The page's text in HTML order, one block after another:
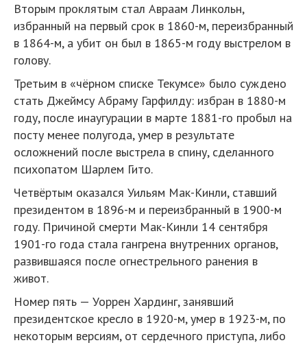
Вторым проклятым стал Авраам Линкольн,
избранный на первый срок в 1860-м, переизбранный
в 1864-м, а убит он был в 1865-м году выстрелом в
голову.
Третьим в «чёрном списке Текумсе» было суждено
стать Джеймсу Абраму Гарфилду: избран в 1880-м
году, после инаугурации в марте 1881-го пробыл на
посту менее полугода, умер в результате
осложнений после выстрела в спину, сделанного
психопатом Шарлем Гито.
Четвёртым оказался Уильям Мак-Кинли, ставший
президентом в 1896-м и переизбранный в 1900-м
году. Причиной смерти Мак-Кинли 14 сентября
1901-го года стала гангрена внутренних органов,
развившаяся после огнестрельного ранения в
живот.
Номер пять — Уоррен Хардинг, занявший
президентское кресло в 1920-м, умер в 1923-м, по
некоторым версиям, от сердечного приступа, либо